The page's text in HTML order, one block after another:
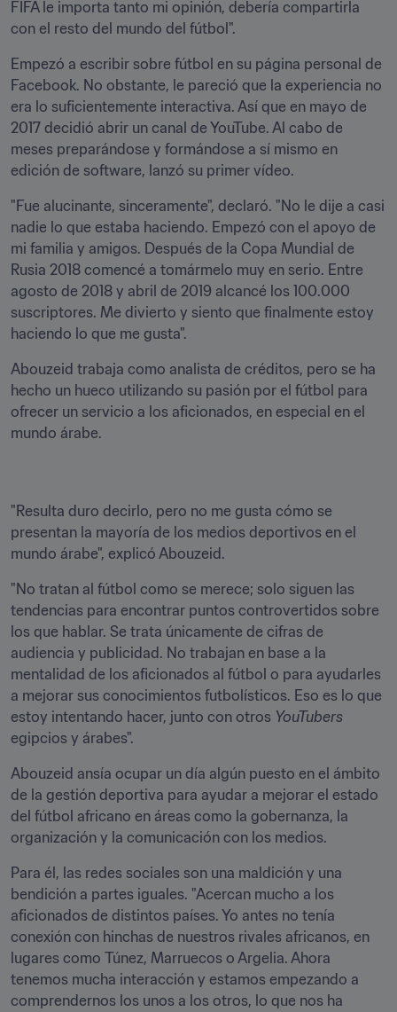
FIFA le importa tanto mi opinión, debería compartirla
con el resto del mundo del fútbol".
Empezó a escribir sobre fútbol en su página personal de
Facebook. No obstante, le pareció que la experiencia no
era lo suficientemente interactiva. Así que en mayo de
2017 decidió abrir un canal de YouTube. Al cabo de
meses preparándose y formándose a sí mismo en
edición de software, lanzó su primer vídeo.
"Fue alucinante, sinceramente", declaró. "No le dije a casi
nadie lo que estaba haciendo. Empezó con el apoyo de
mi familia y amigos. Después de la Copa Mundial de
Rusia 2018 comencé a tomármelo muy en serio. Entre
agosto de 2018 y abril de 2019 alcancé los 100.000
suscriptores. Me divierto y siento que finalmente estoy
haciendo lo que me gusta".
Abouzeid trabaja como analista de créditos, pero se ha
hecho un hueco utilizando su pasión por el fútbol para
ofrecer un servicio a los aficionados, en especial en el
mundo árabe.
"Resulta duro decirlo, pero no me gusta cómo se
presentan la mayoría de los medios deportivos en el
mundo árabe", explicó Abouzeid.
"No tratan al fútbol como se merece; solo siguen las
tendencias para encontrar puntos controvertidos sobre
los que hablar. Se trata únicamente de cifras de
audiencia y publicidad. No trabajan en base a la
mentalidad de los aficionados al fútbol o para ayudarles
a mejorar sus conocimientos futbolísticos. Eso es lo que
estoy intentando hacer, junto con otros YouTubers
egipcios y árabes".
Abouzeid ansía ocupar un día algún puesto en el ámbito
de la gestión deportiva para ayudar a mejorar el estado
del fútbol africano en áreas como la gobernanza, la
organización y la comunicación con los medios.
Para él, las redes sociales son una maldición y una
bendición a partes iguales. "Acercan mucho a los
aficionados de distintos países. Yo antes no tenía
conexión con hinchas de nuestros rivales africanos, en
lugares como Túnez, Marruecos o Argelia. Ahora
tenemos mucha interacción y estamos empezando a
comprendernos los unos a los otros, lo que nos ha